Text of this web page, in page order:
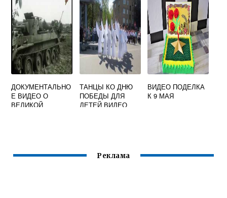
ДОКУМЕНТАЛЬНО
Е ВИДЕО О
ВЕЛИКОЙ
ТАНЦЫ КО ДНЮ
ПОБЕДЫ ДЛЯ
ДЕТЕЙ ВИДЕО
ВИДЕО ПОДЕЛКА
К 9 МАЯ
Реклама